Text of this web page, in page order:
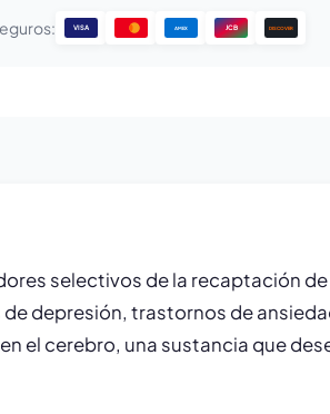
VISA AMEX JCB DISCOVER
selectivos de la recaptación de
depresión, trastornos de
el cerebro, una sustancia que